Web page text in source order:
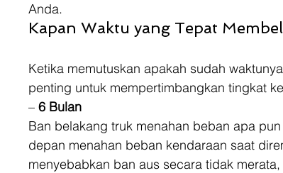
Anda.
Kapan Waktu yang Tepat
Ketika memutuskan apakah sudah
penting untuk mempertimbangkan tingkat
– 6 Bulan
Ban belakang truk menahan beban apa
depan menahan beban kendaraan saat
menyebabkan ban aus secara tidak